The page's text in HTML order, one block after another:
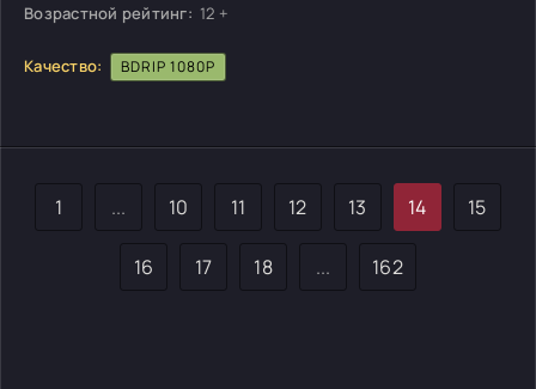
Возрастной рейтинг: 12 +
Качество: BDRIP 1080P
1 ... 10 11 12 13 14 15
16 17 18 ... 162